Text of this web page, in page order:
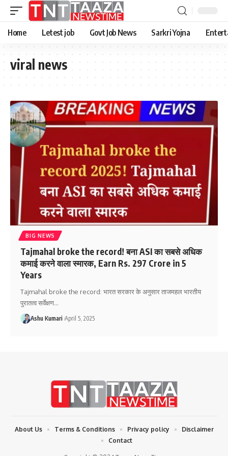
Home Letest job Govt Job News Sarkri Yojna
viral news
BIG NEWS
Tajmahal broke the record! बना ASI का सबसे अधिक
कमाई करने वाला स्मारक, Earn Rs. 297 Crore in 5
Years
Tajmahal broke the record: भारत सरकार के अनुसार ताजमहल भारतीय
पुरातत्व सर्वेक्षण…
Ashu Kumari April 5, 2025
About Us Terms & Conditions Privacy policy
Disclaimer
Contact